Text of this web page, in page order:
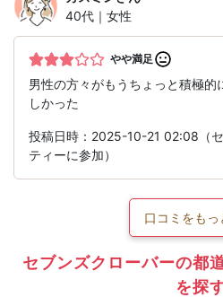
40代｜女性
やや満足
男性の方々がもうちょっと積極的
しかった
投稿日時：2025-10-21 02:08（
ティーに参加）
口コミをもっ
セブンズクローバーの都
を探